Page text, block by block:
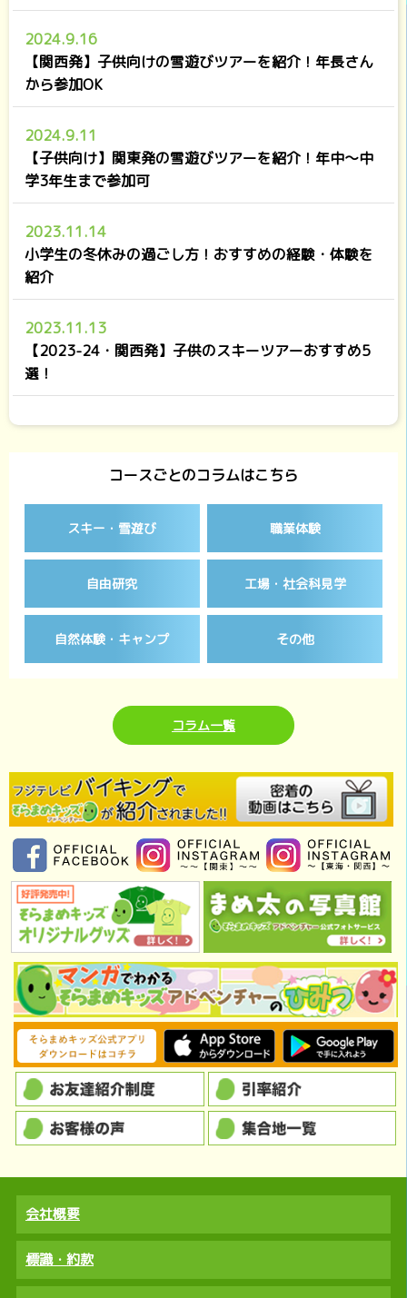
2024.9.16
【関西発】子供向けの雪遊びツアーを紹介！年長さん
から参加OK
2024.9.11
【子供向け】関東発の雪遊びツアーを紹介！年中～中
学3年生まで参加可
2023.11.14
小学生の冬休みの過ごし方！おすすめの経験・体験を
紹介
2023.11.13
【2023-24・関西発】子供のスキーツアーおすすめ5
選！
コースごとのコラムはこちら
スキー・雪遊び 職業体験
自由研究 工場・社会科見学
自然体験・キャンプ その他
コラム一覧
会社概要
標識・約款